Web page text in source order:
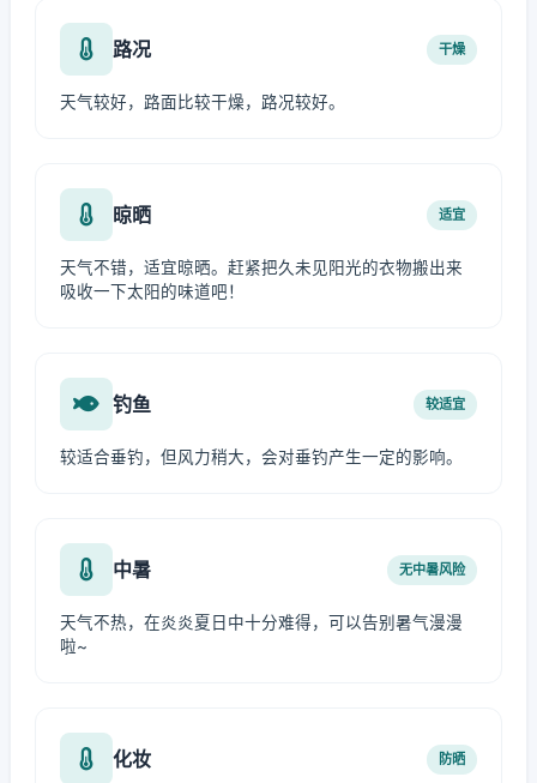
路况 干燥
天气较好，路面比较干燥，路况较好。
晾晒 适宜
天气不错，适宜晾晒。赶紧把久未见阳光的衣物搬出来
吸收一下太阳的味道吧！
钓鱼 较适宜
较适合垂钓，但风力稍大，会对垂钓产生一定的影响。
中暑 无中暑风险
天气不热，在炎炎夏日中十分难得，可以告别暑气漫漫
啦~
化妆 防晒